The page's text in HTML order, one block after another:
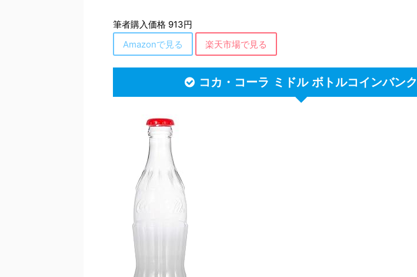
筆者購入価格 913円
Amazonで見る
楽天市場で見る
コカ・コーラ ミドル ボトルコインバンク